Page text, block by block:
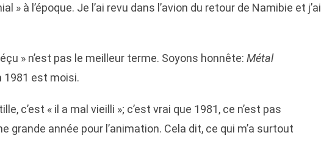
» à l’époque. Je l’ai revu dans l’avion du retour de Namibie et j’ai
» n’est pas le meilleur terme. Soyons honnête: Métal
1981 est moisi.
c’est « il a mal vieilli »; c’est vrai que 1981, ce n’est pas
grande année pour l’animation. Cela dit, ce qui m’a surtout